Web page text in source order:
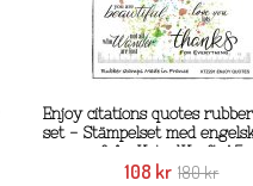
Enjoy citations quotes
set - Stämpelset med
från KatzelKraft A5
108 kr 180 kr